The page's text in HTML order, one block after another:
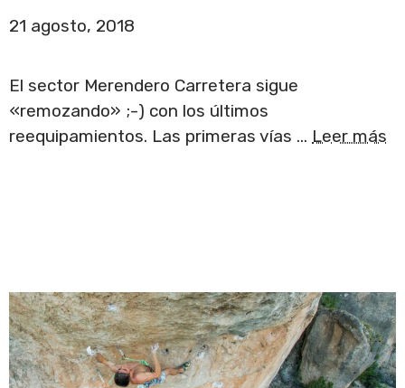
21 agosto, 2018
El sector Merendero Carretera sigue
«remozando» ;-) con los últimos
reequipamientos. Las primeras vías … Leer más